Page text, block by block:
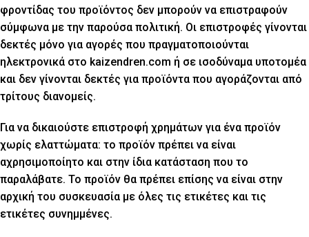
φροντίδας του προϊόντος δεν μπορούν να επιστραφούν
σύμφωνα με την παρούσα πολιτική. Οι επιστροφές γίνονται
δεκτές μόνο για αγορές που πραγματοποιούνται
ηλεκτρονικά στο kaizendren.com ή σε ισοδύναμα υποτομέα
και δεν γίνονται δεκτές για προϊόντα που αγοράζονται από
τρίτους διανομείς.
Για να δικαιούστε επιστροφή χρημάτων για ένα προϊόν
χωρίς ελαττώματα: το προϊόν πρέπει να είναι
αχρησιμοποίητο και στην ίδια κατάσταση που το
παραλάβατε. Το προϊόν θα πρέπει επίσης να είναι στην
αρχική του συσκευασία με όλες τις ετικέτες και τις
ετικέτες συνημμένες.